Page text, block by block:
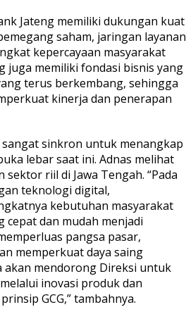
Jateng memiliki dukungan kuat
saham, jaringan layanan
kepercayaan masyarakat
juga memiliki fondasi bisnis yang
terus berkembang, sehingga
kinerja dan penerapan
sinkron untuk menangkap
lebar saat ini. Adnas melihat
riil di Jawa Tengah. “Pada
teknologi digital,
kebutuhan masyarakat
dan mudah menjadi
pangsa pasar,
memperkuat daya saing
akan mendorong Direksi untuk
inovasi produk dan
GCG,” tambahnya.